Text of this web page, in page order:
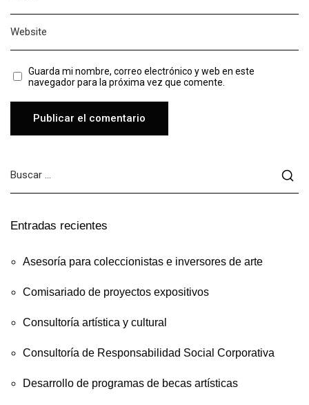
Guarda mi nombre, correo electrónico y web en este
navegador para la próxima vez que comente.
Entradas recientes
Asesoría para coleccionistas e inversores de arte
Comisariado de proyectos expositivos
Consultoría artística y cultural
Consultoría de Responsabilidad Social Corporativa
Desarrollo de programas de becas artísticas